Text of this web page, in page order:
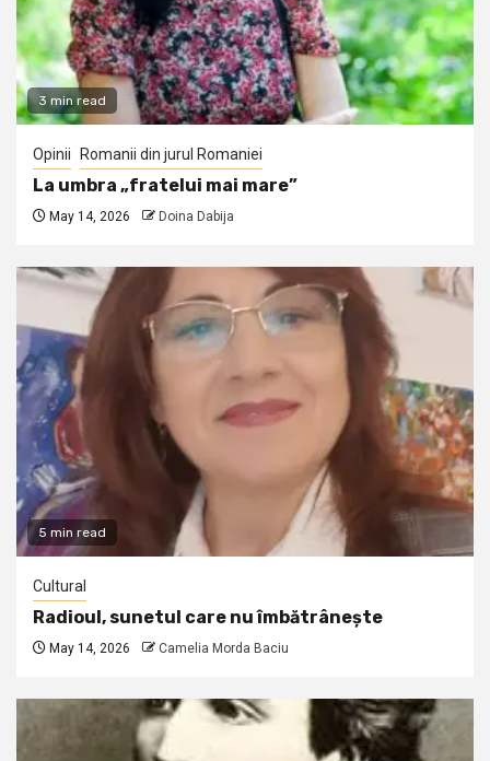
3 min read
Opinii Romanii din jurul Romaniei
La umbra „fratelui mai mare”
May 14, 2026 Doina Dabija
5 min read
Cultural
Radioul, sunetul care nu îmbătrânește
May 14, 2026 Camelia Morda Baciu